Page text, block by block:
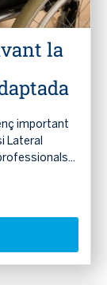
la
important
Lateral